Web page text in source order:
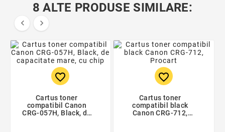
8 ALTE PRODUSE SIMILARE:
 
favorite_border
Cartus toner
compatibil Canon
CRG-057H, Black, de
favorite_border
Cartus toner
compatibil black
Canon CRG-712,